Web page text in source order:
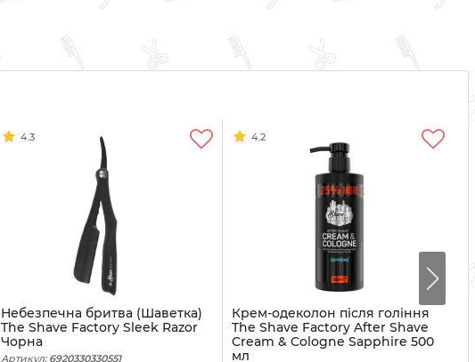
4.3
Небезпечна бритва (Шаветка)
The Shave Factory Sleek Razor
Чорна
Артикул: 6920330330551
4.2
Крем-одеколон після гоління
The Shave Factory After Shave
Cream & Cologne Sapphire 500
мл